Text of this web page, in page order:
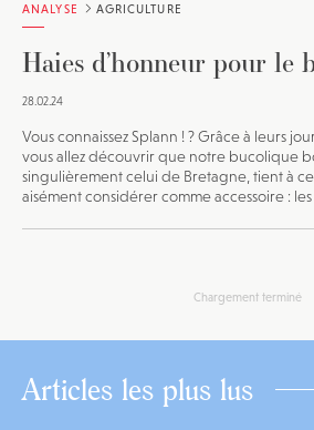
ANALYSE AGRICULTURE
Haies d’honneur pour le
28.02.24
Vous connaissez Splann ! ? Grâce à leurs
vous allez découvrir que notre bucolique
singulièrement celui de Bretagne, tient à
aisément considérer comme accessoire : les
Chargement terminé
Articles les plus lus